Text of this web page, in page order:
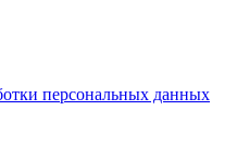
персональных данных